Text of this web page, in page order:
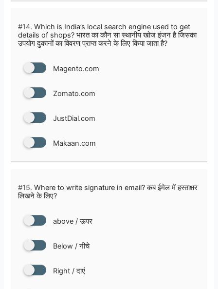
#14. Which is India’s local search engine used to get
details of shops? भारत का कौन सा स्थानीय खोज इंजन है जिसका
उपयोग दुकानों का विवरण प्राप्त करने के लिए किया जाता है?
Magento.com
Zomato.com
JustDial.com
Makaan.com
#15. Where to write signature in email? कब ईमेल में हस्ताक्षर
लिखने के लिए?
above / ऊपर
Below / नीचे
Right / दाएं